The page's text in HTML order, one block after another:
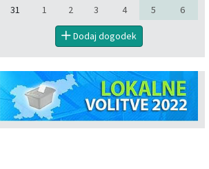
31
1 2 3 4 5 6
Dodaj dogodek